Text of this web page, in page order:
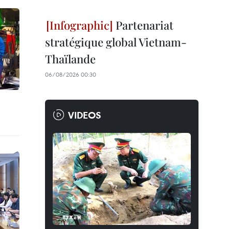
Partenariat
stratégique global Vietnam-
Thaïlande
06/08/2026 00:30
VIDEOS